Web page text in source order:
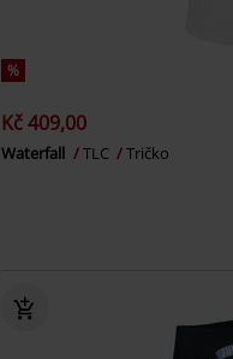
%
Kč 409,00
Waterfall TLC Tričko